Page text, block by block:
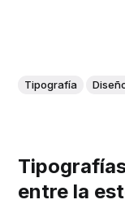
Tipografía
entre la